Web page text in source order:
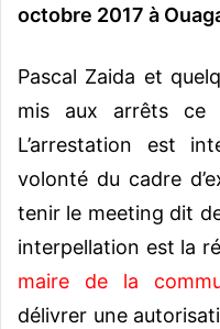
e
octobre 2017 à
Pascal Zaida et
mis aux arrêts ce
L’arrestation est
volonté du cadre
tenir le meeting dit
interpellation est la
maire de la
délivrer une